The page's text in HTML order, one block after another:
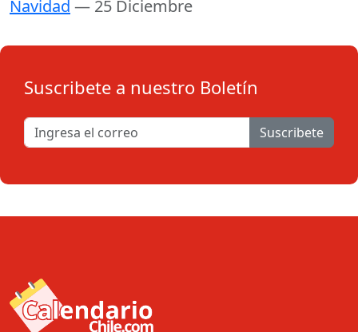
Navidad — 25 Diciembre
Suscribete a nuestro Boletín
Suscribete